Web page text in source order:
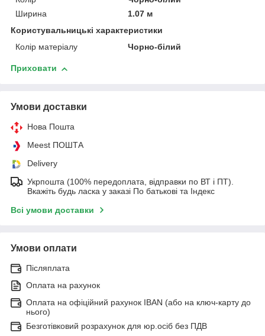
Ширина
1.07 м
Користувальницькі характеристики
Колір матеріалу
Чорно-білий
Приховати
Умови доставки
Нова Пошта
Meest ПОШТА
Delivery
Укрпошта (100% передоплата, відправки по ВТ і ПТ).
Вкажіть будь ласка у заказі По батькові та Індекс
Всі умови доставки
Умови оплати
Післяплата
Оплата на рахунок
Оплата на офіційний рахунок IBAN (або на ключ-карту до
нього)
Безготівковий розрахунок для юр.осіб без ПДВ